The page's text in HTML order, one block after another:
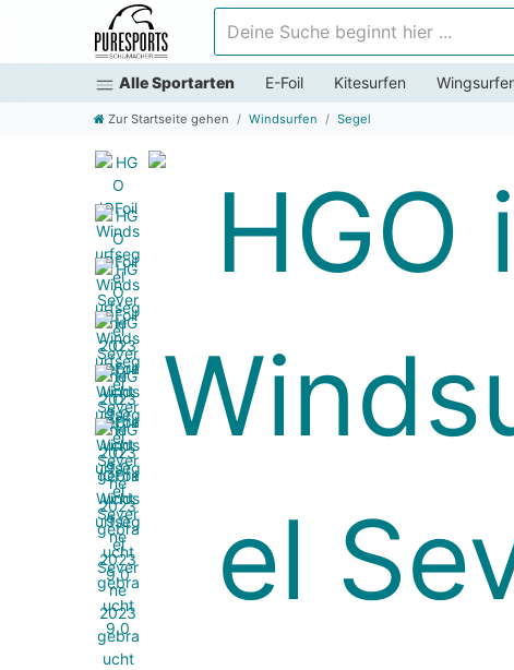
Alle Sportarten E-Foil Kitesurfen
Zur Startseite gehen Windsurfen Segel